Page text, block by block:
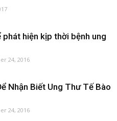
phát hiện kịp thời bệnh ung
24, 2016
Nhận Biết Ung Thư Tế Bào
24, 2016